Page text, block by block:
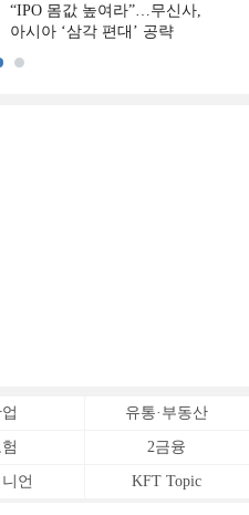
“IPO 몸값 높여라”…무신사,
아시아 ‘삼각 편대’ 공략
유통·부동산
2금융
언 KFT Topic